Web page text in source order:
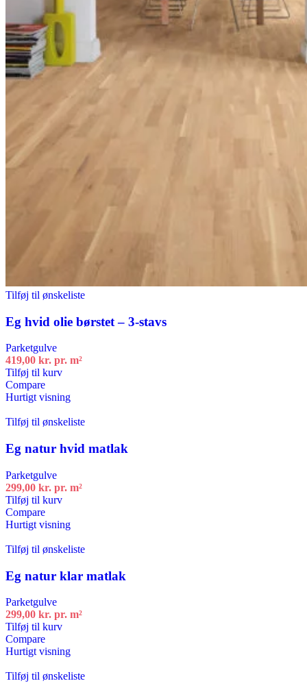
Tilføj til ønskeliste
Eg hvid olie børstet – 3-stavs
Parketgulve
419,00 kr. pr. m²
Tilføj til kurv
Compare
Hurtigt visning
Tilføj til ønskeliste
Eg natur hvid matlak
Parketgulve
299,00 kr. pr. m²
Tilføj til kurv
Compare
Hurtigt visning
Tilføj til ønskeliste
Eg natur klar matlak
Parketgulve
299,00 kr. pr. m²
Tilføj til kurv
Compare
Hurtigt visning
Tilføj til ønskeliste